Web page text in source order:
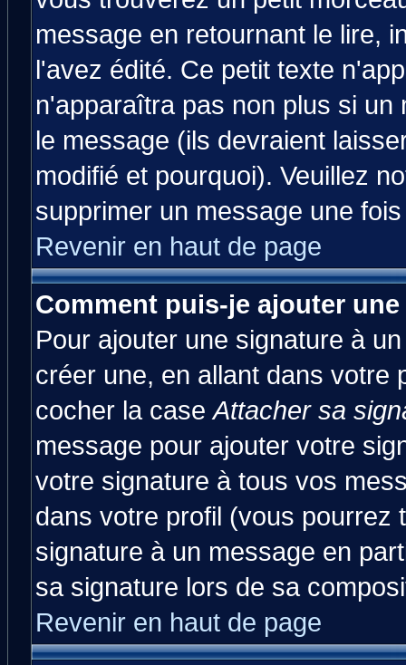
message en retournant le lire,
l'avez édité. Ce petit texte
n'apparaîtra pas non plus si
le message (ils devraient
modifié et pourquoi). Veuillez
supprimer un message une
Revenir en haut de page
Comment puis-je ajouter
Pour ajouter une signature à
créer une, en allant dans votre
cocher la caseAttacher sa
message pour ajouter votre
votre signature à tous vos
dans votre profil (vous pourrez
signature à un message en
sa signature lors de sa
Revenir en haut de page